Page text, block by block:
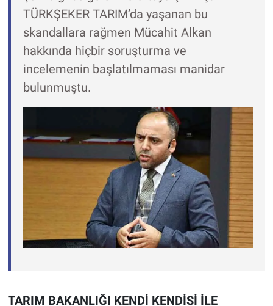
TÜRKŞEKER TARIM’da yaşanan bu
skandallara rağmen Mücahit Alkan
hakkında hiçbir soruşturma ve
incelemenin başlatılmaması manidar
bulunmuştu.
TARIM BAKANLIĞI KENDİ KENDİSİ İLE